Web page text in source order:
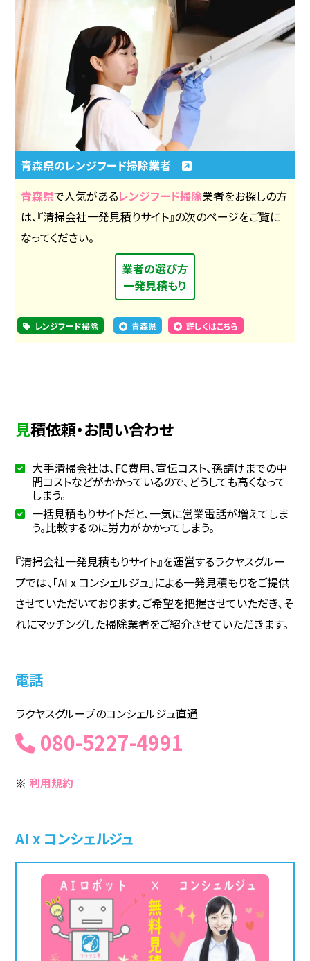
青森県のレンジフード掃除業者
青森県で人気があるレンジフード掃除業者をお探しの方
は、『清掃会社一発見積りサイト』の次のページをご覧に
なってください。
業者の選び方
一発見積もり
レンジフード掃除 青森県 詳しくはこちら
見積依頼・お問い合わせ
大手清掃会社は、FC費用、宣伝コスト、孫請けまでの中
間コストなどがかかっているので、どうしても高くなって
しまう。
一括見積もりサイトだと、一気に営業電話が増えてしま
う。比較するのに労力がかかってしまう。
『清掃会社一発見積もりサイト』を運営するラクヤスグルー
プでは、「AI x コンシェルジュ」による一発見積もりをご提供
させていただいております。ご希望を把握させていただき、そ
れにマッチングした掃除業者をご紹介させていただきます。
電話
ラクヤスグループのコンシェルジュ直通
080-5227-4991
※利用規約
AI x コンシェルジュ